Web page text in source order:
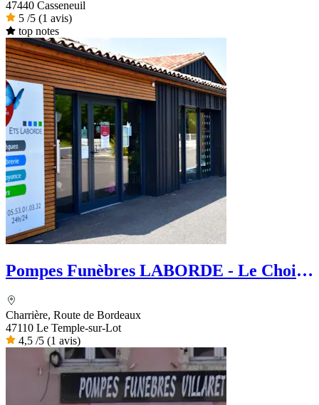
47440 Casseneuil
5 /5 (1 avis)
top notes
Pompes Funèbres LABORDE - Le Choix
Charrière, Route de Bordeaux
47110 Le Temple-sur-Lot
4,5 /5 (1 avis)